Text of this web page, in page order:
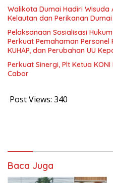
Walikota Dumai Hadiri Wisuda
Kelautan dan Perikanan Dumai
Pelaksanaan Sosialisasi
Perkuat Pemahaman Personel
KUHAP, dan Perubahan UU
Perkuat Sinergi, Plt Ketua
Cabor
Post Views: 340
Baca Juga